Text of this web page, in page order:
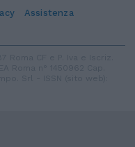
Assistenza